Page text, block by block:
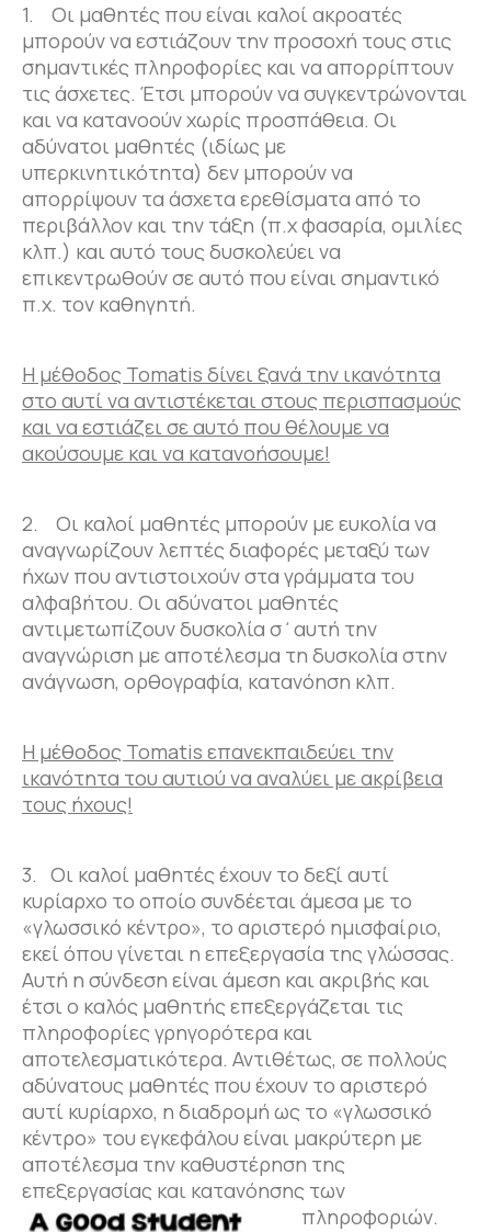
1. Οι μαθητές που είναι καλοί ακροατές
μπορούν να εστιάζουν την προσοχή τους στις
σημαντικές πληροφορίες και να απορρίπτουν
τις άσχετες. Έτσι μπορούν να συγκεντρώνονται
και να κατανοούν χωρίς προσπάθεια. Οι
αδύνατοι μαθητές (ιδίως με
υπερκινητικότητα) δεν μπορούν να
απορρίψουν τα άσχετα ερεθίσματα από το
περιβάλλον και την τάξη (π.χ φασαρία, ομιλίες
κλπ.) και αυτό τους δυσκολεύει να
επικεντρωθούν σε αυτό που είναι σημαντικό
π.χ. τον καθηγητή.
Η μέθοδος Tomatis δίνει ξανά την ικανότητα
στο αυτί να αντιστέκεται στους περισπασμούς
και να εστιάζει σε αυτό που θέλουμε να
ακούσουμε και να κατανοήσουμε!
2. Οι καλοί μαθητές μπορούν με ευκολία να
αναγνωρίζουν λεπτές διαφορές μεταξύ των
ήχων που αντιστοιχούν στα γράμματα του
αλφαβήτου. Οι αδύνατοι μαθητές
αντιμετωπίζουν δυσκολία σ΄αυτή την
αναγνώριση με αποτέλεσμα τη δυσκολία στην
ανάγνωση, ορθογραφία, κατανόηση κλπ.
Η μέθοδος Tomatis επανεκπαιδεύει την
ικανότητα του αυτιού να αναλύει με ακρίβεια
τους ήχους!
3. Οι καλοί μαθητές έχουν το δεξί αυτί
κυρίαρχο το οποίο συνδέεται άμεσα με το
«γλωσσικό κέντρο», το αριστερό ημισφαίριο,
εκεί όπου γίνεται η επεξεργασία της γλώσσας.
Αυτή η σύνδεση είναι άμεση και ακριβής και
έτσι ο καλός μαθητής επεξεργάζεται τις
πληροφορίες γρηγορότερα και
αποτελεσματικότερα. Αντιθέτως, σε πολλούς
αδύνατους μαθητές που έχουν το αριστερό
αυτί κυρίαρχο, η διαδρομή ως το «γλωσσικό
κέντρο» του εγκεφάλου είναι μακρύτερη με
αποτέλεσμα την καθυστέρηση της
επεξεργασίας και κατανόησης των
πληροφοριών.